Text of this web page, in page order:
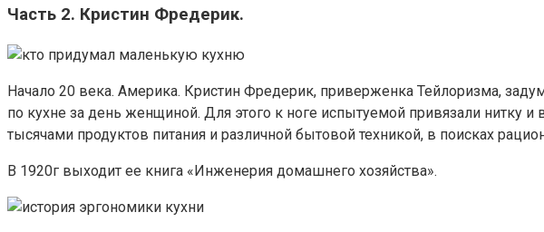
Часть 2. Кристин Фредерик.
Начало 20 века. Америка. Кристин Фредерик, приверженка Тейлоризма,
по кухне за день женщиной. Для этого к ноге испытуемой привязали нитку
тысячами продуктов питания и различной бытовой техникой, в поисках
В 1920г выходит ее книга «Инженерия домашнего хозяйства».